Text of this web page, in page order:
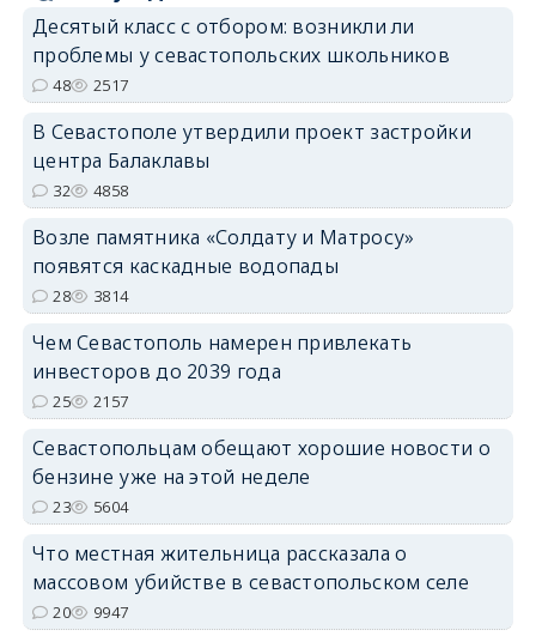
Десятый класс с отбором: возникли ли
проблемы у севастопольских школьников
48 2517
В Севастополе утвердили проект застройки
центра Балаклавы
32 4858
Возле памятника «Солдату и Матросу»
появятся каскадные водопады
28 3814
Чем Севастополь намерен привлекать
инвесторов до 2039 года
25 2157
Севастопольцам обещают хорошие новости о
бензине уже на этой неделе
23 5604
Что местная жительница рассказала о
массовом убийстве в севастопольском селе
20 9947